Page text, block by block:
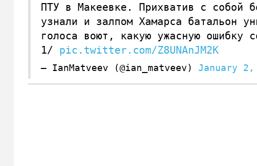
ПТУ в Макеевке. Прихватив с собой
узнали и залпом Хамарса батальон
голоса воют, какую ужасную ошибку
1/ pic.twitter.com/Z8UNAnJM2K
— IanMatveev (@ian_matveev) January 2,